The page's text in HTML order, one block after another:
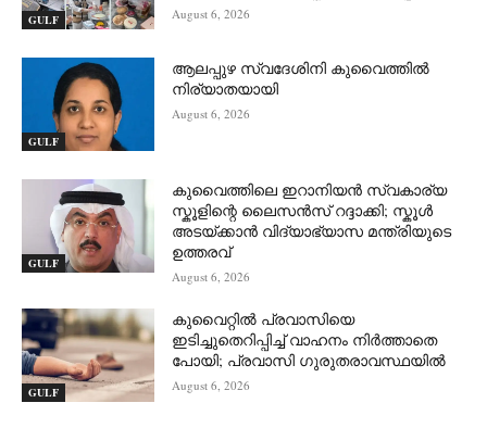
GULF August 6, 2026
GULF
ആലപ്പുഴ സ്വദേശിനി കുവൈത്തിൽ
നിര്യാതയായി
August 6, 2026
GULF
കുവൈത്തിലെ ഇറാനിയൻ സ്വകാര്യ
സ്കൂളിന്റെ ലൈസൻസ് റദ്ദാക്കി; സ്കൂൾ
അടയ്ക്കാൻ വിദ്യാഭ്യാസ മന്ത്രിയുടെ
ഉത്തരവ്
August 6, 2026
GULF
കുവൈറ്റിൽ പ്രവാസിയെ
ഇടിച്ചുതെറിപ്പിച്ച് വാഹനം നിർത്താതെ
പോയി; പ്രവാസി ഗുരുതരാവസ്ഥയിൽ
August 6, 2026